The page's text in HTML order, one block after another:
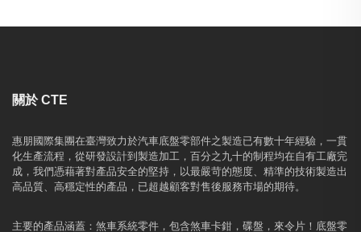
關於 CTE
惠朋國際集團在臺灣致力於汽車底盤零部件之製造已有數十年經驗，一貫
化生產流程，從研發設計到製造加工，百分之九十的制程均在自有工廠完
成，我們憑藉著對產品安全的堅持，以最嚴苛的態度、精準的技術製造出
高品質、高穩定性的產品，已超越顧客對售後服務市場的期待。
主要的產品涵蓋：煞車系統零件，包含煞車卡鉗，碟盤，來令片！底盤零